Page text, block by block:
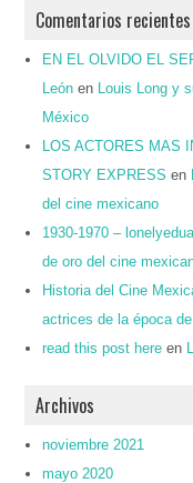
Comentarios recientes
EN EL OLVIDO EL
León en
Louis Long y
México
LOS ACTORES MAS
STORY EXPRESS en
del cine mexicano
1930-1970 –
de oro del cine
Historia del Cine
actrices de la época
read this post here en
Archivos
noviembre 2021
mayo 2020